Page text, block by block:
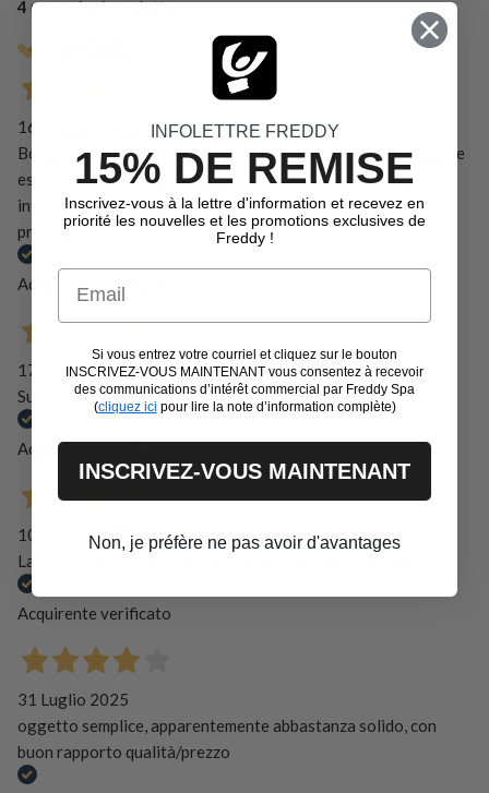
4 recensioni prodotto
16 Maggio 2026
Borsa capiente non troppo grossa con vano scarpe due tasche
esterne con cerniera una tasca interna con cerniera e die
interne a rete. Spallaccio comodo e manici sagomati. Bella e
pratica.
Acquirente verificato
17 Dicembre 2025
Super capiente e stilosa! Ottima per le mie esigenze
Acquirente verificato
10 Dicembre 2025
La borsa molto bella e comoda, aparte di tutto capiente
Acquirente verificato
31 Luglio 2025
oggetto semplice, apparentemente abbastanza solido, con
buon rapporto qualità/prezzo
INFOLETTRE FREDDY
15% DE REMISE
Inscrivez-vous à la lettre d'information et recevez en
priorité les nouvelles et les promotions exclusives de
Freddy !
Email
Si vous entrez votre courriel et cliquez sur le bouton
INSCRIVEZ-VOUS MAINTENANT vous consentez à recevoir
des communications d’intérêt commercial par Freddy Spa
(cliquez ici pour lire la note d’information complète)
INSCRIVEZ-VOUS MAINTENANT
Non, je préfère ne pas avoir d'avantages